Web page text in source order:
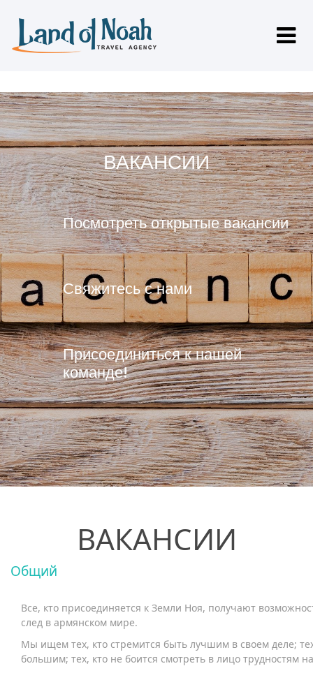
ВАКАНСИИ
Посмотреть открытые вакансии
Свяжитесь с нами
Присоединиться к нашей
команде!
ВАКАНСИИ
Общий
Все, кто присоединяется к Земли Ноя, получают
след в армянском мире.
Мы ищем тех, кто стремится быть лучшим в своем деле;
большим; тех, кто не боится смотреть в лицо трудностям